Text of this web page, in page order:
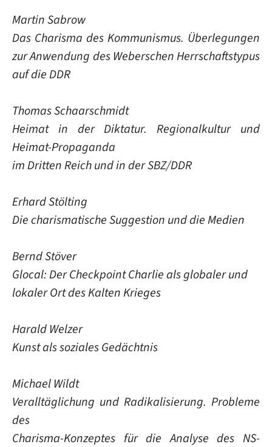
Martin Sabrow
Das Charisma des Kommunismus. Überlegungen
zur Anwendung des Weberschen Herrschaftstypus
auf die DDR
Thomas Schaarschmidt
Heimat in der Diktatur. Regionalkultur und
Heimat-Propaganda
im Dritten Reich und in der SBZ/DDR
Erhard Stölting
Die charismatische Suggestion und die Medien
Bernd Stöver
Glocal: Der Checkpoint Charlie als globaler und
lokaler Ort des Kalten Krieges
Harald Welzer
Kunst als soziales Gedächtnis
Michael Wildt
Veralltäglichung und Radikalisierung. Probleme
des
Charisma-Konzeptes für die Analyse des NS-